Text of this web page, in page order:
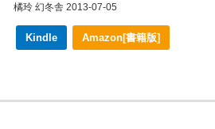
橘玲 幻冬舎 2013-07-05
Kindle Amazon[書籍版]